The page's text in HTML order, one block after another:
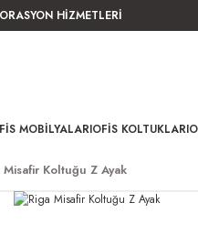
HİZMETLERİ
MOBILYALARIOFIS KOLTUKLARI
Misafir Koltuğu Z Ayak